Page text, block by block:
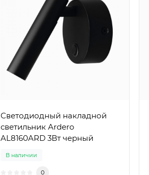
Светодиодный накладной
светильник Ardero
AL8160ARD 3Вт черный
В наличии
0